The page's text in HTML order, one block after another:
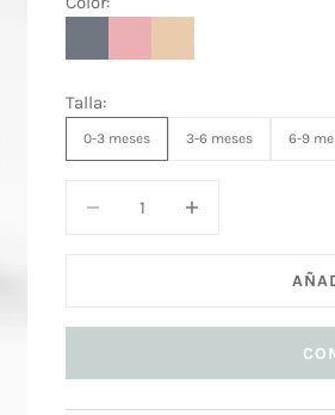
Talla:
0-3 meses 3-6 meses 6-9